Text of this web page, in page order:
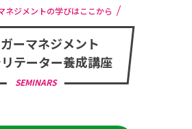
ネジメントの学びはここから
ーマネジメント
テーター養成講座
SEMINARS